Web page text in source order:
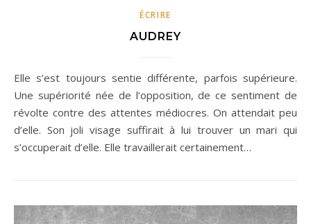
ÉCRIRE
AUDREY
Elle s’est toujours sentie différente, parfois supérieure.
Une supériorité née de l’opposition, de ce sentiment de
révolte contre des attentes médiocres. On attendait peu
d’elle. Son joli visage suffirait à lui trouver un mari qui
s’occuperait d’elle. Elle travaillerait certainement…